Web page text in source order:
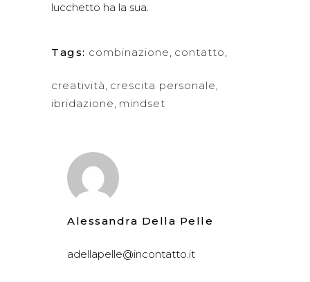
lucchetto ha la sua.
Tags: combinazione, contatto,
creatività, crescita personale,
ibridazione, mindset
Alessandra Della Pelle
adellapelle@incontatto.it